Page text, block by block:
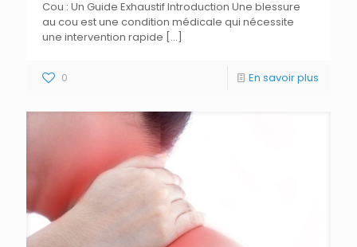
Cou : Un Guide Exhaustif Introduction Une blessure
au cou est une condition médicale qui nécessite
une intervention rapide […]
0 En savoir plus